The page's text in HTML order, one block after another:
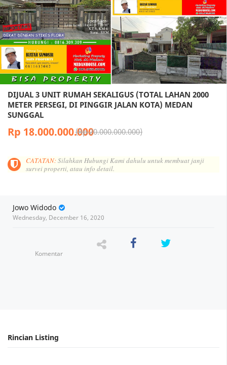
DIJUAL 3 UNIT RUMAH SEKALIGUS (TOTAL LAHAN 2000
METER PERSEGI, DI PINGGIR JALAN KOTA) MEDAN
SUNGGAL
Rp 20.000.000.000
Rp 18.000.000.000
CATATAN:Silahkan Hubungi Kami dahulu untuk membuat janji
survei properti, atau info detail.
Jowo Widodo
Wednesday, December 16, 2020
Komentar